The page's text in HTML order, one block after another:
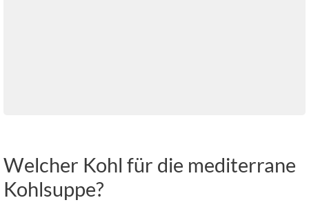
Welcher Kohl für die mediterrane
Kohlsuppe?